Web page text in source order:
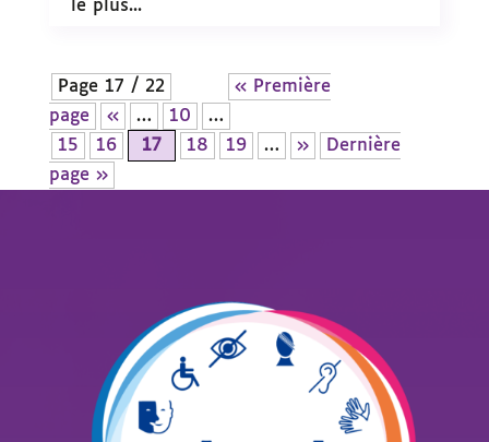
le plus...
Page 17 / 22
« Première
page
« … 10
…
15
16 17 18 19 … »
Dernière
page »